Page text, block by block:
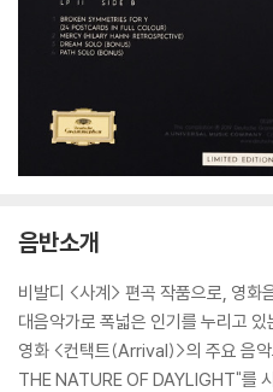
음반소개
비발디 <사계> 편곡 작품으로, 영화
대음악가로 폭넓은 인기를 누리고
영화 <컨택트(Arrival)>의 주요 음
THE NATURE OF DAYLIGHT"를